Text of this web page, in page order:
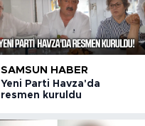
SAMSUN HABER
Yeni Parti Havza'da
resmen kuruldu